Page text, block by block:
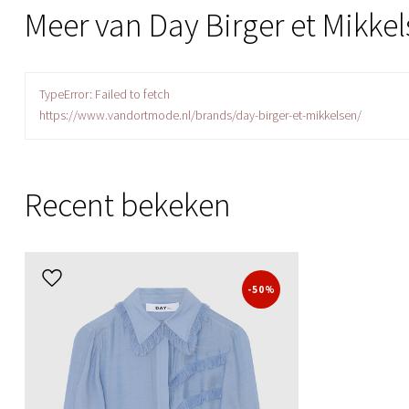
Meer van Day Birger et
TypeError: Failed to fetch
https://www.vandortmode.nl/brands/day-birger-et-mikkelsen/
Recent bekeken
-50%